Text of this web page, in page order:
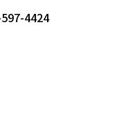
4424